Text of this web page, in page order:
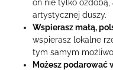
on nie tylko ozdobą,
artystycznej duszy.
Wspierasz małą,
wspierasz lokalne
tym samym
Możesz